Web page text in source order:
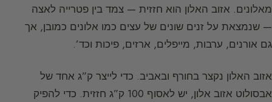
מאלונים. אזוב האלון הוא חזזית — צמד בין פטרייה לאצה
— שנמצאת על זנים שונים של עצים כמו אלונים כמובן, אך
גם אורנים, ערבות, מייפלים, ארזים, פיכות וכד’.
אזוב האלון נקצר בחורף ובאביב. כדי לייצר ק”ג אחד של
אבסולוט אזוב אלון, יש לאסוף 100 ק”ג חזזית. כדי להפיק